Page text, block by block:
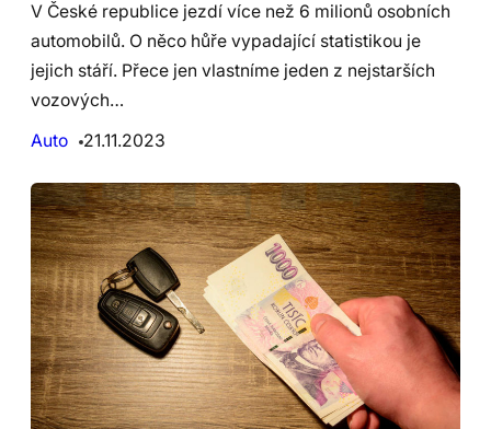
V České republice jezdí více než 6 milionů osobních
automobilů. O něco hůře vypadající statistikou je
jejich stáří. Přece jen vlastníme jeden z nejstarších
vozových…
Auto
21.11.2023